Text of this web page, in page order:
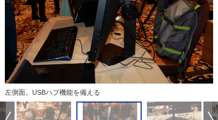
左側面。USBハブ機能を備える